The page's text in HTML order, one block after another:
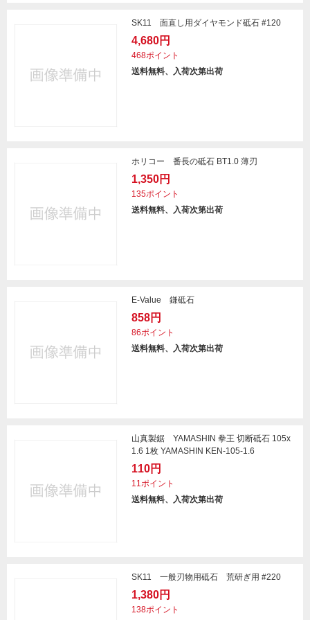
SK11 面直し用ダイヤモンド砥石 #120
4,680円
468ポイント
送料無料、入荷次第出荷
ホリコー 番長の砥石 BT1.0 薄刃
1,350円
135ポイント
送料無料、入荷次第出荷
E-Value 鎌砥石
858円
86ポイント
送料無料、入荷次第出荷
山真製鋸 YAMASHIN 拳王 切断砥石 105x
1.6 1枚 YAMASHIN KEN-105-1.6
110円
11ポイント
送料無料、入荷次第出荷
SK11 一般刃物用砥石 荒研ぎ用 #220
1,380円
138ポイント